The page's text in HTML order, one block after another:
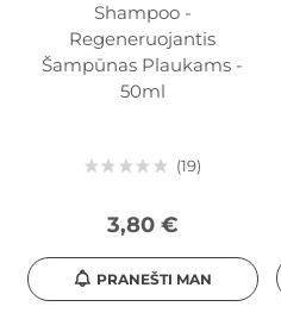
Shampoo -
Regeneruojantis
Šampūnas Plaukams -
50ml
19
3,80 €
PRANEŠTI MAN